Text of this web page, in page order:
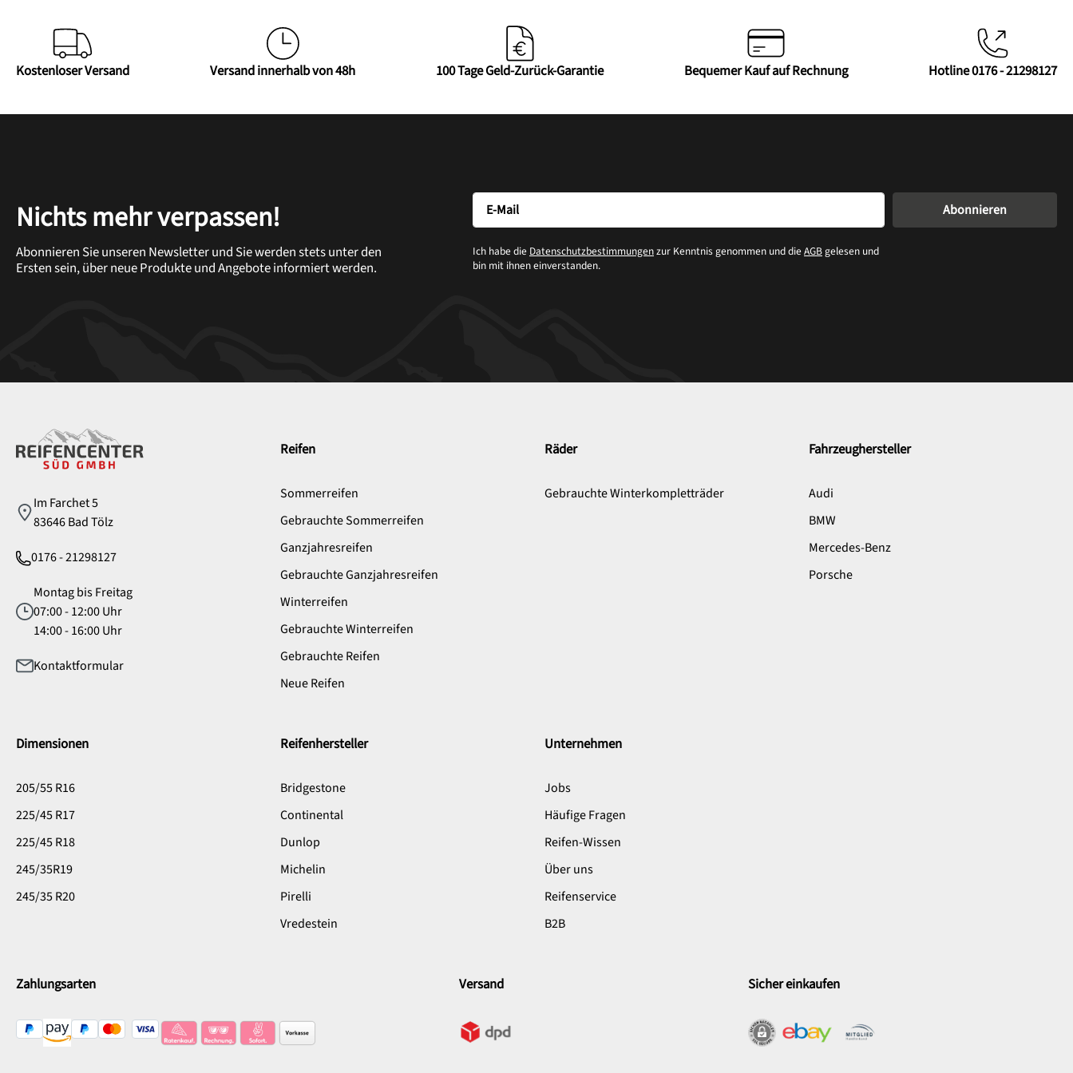
Kostenloser Versand Versand innerhalb von 48h 100 Tage Geld-Zurück-Garantie Bequemer Kauf auf Rechnung Hotline 0176 - 21298127
Nichts mehr verpassen!
Abonnieren Sie unseren Newsletter und Sie werden stets unter den
Ersten sein, über neue Produkte und Angebote informiert werden.
Ich habe die Datenschutzbestimmungenzur Kenntnis genommen und dieAGB gelesen und
bin mit ihnen einverstanden.
Abonnieren
Im Farchet 5
83646 Bad Tölz
0176 - 21298127
Montag bis Freitag
07:00 - 12:00 Uhr
14:00 - 16:00 Uhr
Kontaktformular
Reifen
Sommerreifen
Gebrauchte Sommerreifen
Ganzjahresreifen
Gebrauchte Ganzjahresreifen
Winterreifen
Gebrauchte Winterreifen
Gebrauchte Reifen
Neue Reifen
Räder
Gebrauchte Winterkompletträder
Fahrzeughersteller
Audi
BMW
Mercedes-Benz
Porsche
Dimensionen
205/55 R16
225/45 R17
225/45 R18
245/35R19
245/35 R20
Reifenhersteller
Bridgestone
Continental
Dunlop
Michelin
Pirelli
Vredestein
Unternehmen
Jobs
Häufige Fragen
Reifen-Wissen
Über uns
Reifenservice
B2B
Zahlungsarten Versand Sicher einkaufen